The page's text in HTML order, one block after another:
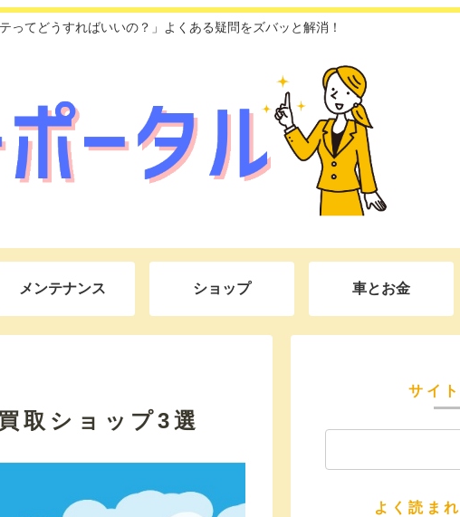
ってどうすればいいの？」よくある疑問をズバッと解消！
メンテナンス ショップ 車とお金
取ショップ3選
サイ
よく読ま